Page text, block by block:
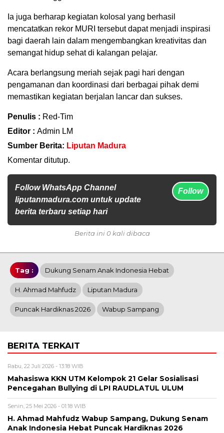
Ia juga berharap kegiatan kolosal yang berhasil
mencatatkan rekor MURI tersebut dapat menjadi inspirasi
bagi daerah lain dalam mengembangkan kreativitas dan
semangat hidup sehat di kalangan pelajar.
Acara berlangsung meriah sejak pagi hari dengan
pengamanan dan koordinasi dari berbagai pihak demi
memastikan kegiatan berjalan lancar dan sukses.
Penulis : Red-Tim
Editor : Admin LM
Sumber Berita: Liputan Madura
Komentar ditutup.
Follow WhatsApp Channel
liputanmadura.com untuk update
berita terbaru setiap hari
Follow
Berita ini 0 kali dibaca
Tag : Dukung Senam Anak Indonesia Hebat
H. Ahmad Mahfudz Liputan Madura
Puncak Hardiknas 2026 Wabup Sampang
BERITA TERKAIT
Rabu, 22 Juli 2026 - 13:18 WIB
Mahasiswa KKN UTM Kelompok 21 Gelar Sosialisasi
Pencegahan Bullying di LPI RAUDLATUL ULUM
Senin, 25 Mei 2026 - 01:18 WIB
H. Ahmad Mahfudz Wabup Sampang, Dukung Senam
Anak Indonesia Hebat Puncak Hardiknas 2026